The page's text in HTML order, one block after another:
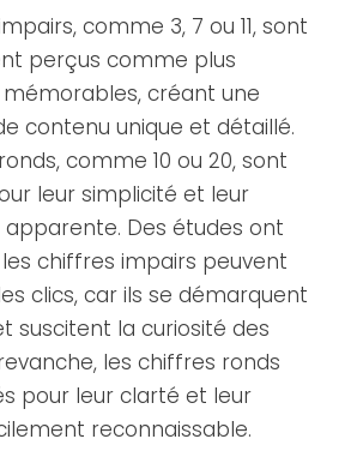
comme 3, 7 ou 11, sont
perçus comme plus
créant une
contenu unique et détaillé.
comme 10 ou 20, sont
leur simplicité et leur
Des études ont
chiffres impairs peuvent
clics, car ils se démarquent
suscitent la curiosité des
les chiffres ronds
pour leur clarté et leur
reconnaissable.